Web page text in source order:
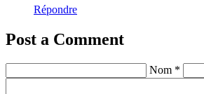
Répondre
Post a Comment
Nom *